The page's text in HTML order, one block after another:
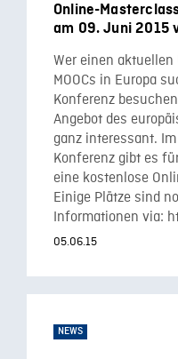
Online-
am 09. Juni 2015
Wer einen
MOOCs in Europa
Konferenz
Angebot des
ganz interessant. Im
Konferenz gibt es
eine kostenlose
Einige Plätze sind
Informationen via:
05.06.15
NEWS